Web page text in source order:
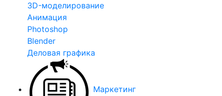
3D-моделирование
Анимация
Photoshop
Blender
Деловая графика
Маркетинг